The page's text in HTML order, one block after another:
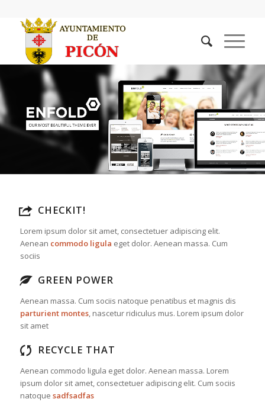
CHECKIT!
Lorem ipsum dolor sit amet, consectetuer adipiscing elit.
Aenean commodo ligula eget dolor. Aenean massa. Cum
sociis
GREEN POWER
Aenean massa. Cum sociis natoque penatibus et magnis dis
parturient montes, nascetur ridiculus mus. Lorem ipsum dolor
sit amet
RECYCLE THAT
Aenean commodo ligula eget dolor. Aenean massa. Lorem
ipsum dolor sit amet, consectetuer adipiscing elit. Cum sociis
natoque sadfsadfas